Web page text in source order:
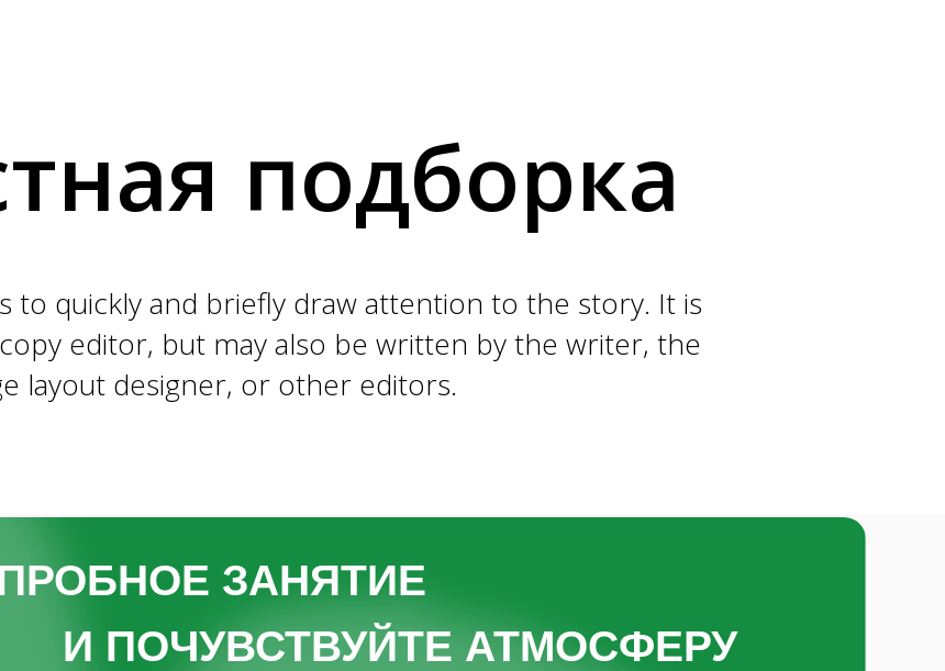
подборка
to quickly and briefly draw attention to the story. It is
editor, but may also be written by the writer, the
layout designer, or other editors.
И ПОЧУВСТВУЙТЕ АТМОСФЕРУ
ЗАНЯТИЕ